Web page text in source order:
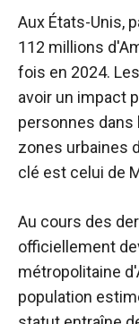
Aux États-Unis,
112 millions
fois en 2024.
avoir un impact
personnes dans
zones urbaines
clé est celui de
Au cours des
officiellement
métropolitaine
population